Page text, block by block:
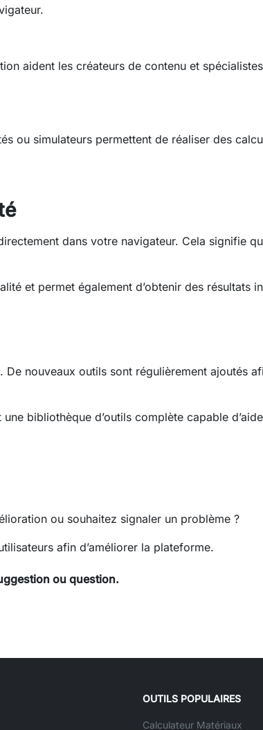
aident les créateurs de contenu et
ou simulateurs permettent de réaliser des
dans votre navigateur. Cela signifie
et permet également d’obtenir des résultats
nouveaux outils sont régulièrement ajoutés
bibliothèque d’outils complète capable
ou souhaitez signaler un problème ?
afin d’améliorer la plateforme.
ou question.
OUTILS POPULAIRES
Calculateur Matériaux